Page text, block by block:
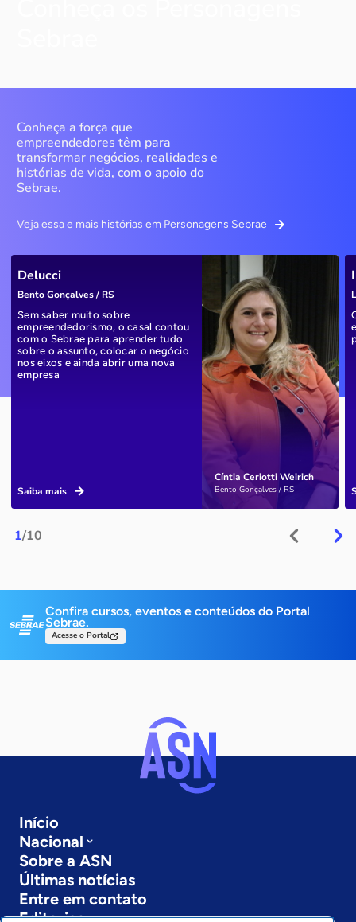
Conheça a força que
empreendedores têm para
transformar negócios, realidades e
histórias de vida, com o apoio do
Sebrae.
Veja essa e mais histórias em Personagens Sebrae
1/10
Cíntia Ceriotti Weirich
Bento Gonçalves / RS
Delucci
Bento Gonçalves / RS
Sem saber muito sobre
empreendedorismo, o casal contou
com o Sebrae para aprender tudo
sobre o assunto, colocar o negócio
nos eixos e ainda abrir uma nova
empresa
Saiba mais
Confira cursos, eventos e conteúdos do Portal
Sebrae.
Acesse o Portal
Início
Nacional
Sobre a ASN
Últimas notícias
Entre em contato
Editorias